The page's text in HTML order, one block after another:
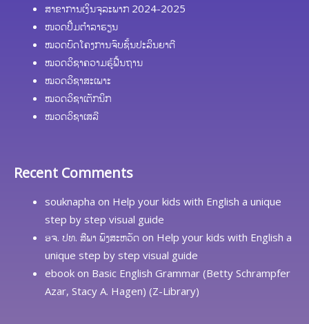
ສາຂາການເງິນຈຸລະພາກ 2024-2025
ໜວດປຶ້ມຕຳລາຮຽນ
ໝວດບົດໂຄງການຈົບຊັ້ນປະລິນຍາຕີ
ໝວດວິຊາຄວາມຮູ້ຟື້ນຖານ
ໝວດວິຊາສະເພາະ
ໝວດວິຊາເຕັກນິກ
ໝວດວິຊາເສລີ
Recent Comments
souknapha on Help your kids with English a unique
step by step visual guide
ອຈ. ປທ. ສີພາ ພົງສະຫວັດ on Help your kids with English a
unique step by step visual guide
ebook on Basic English Grammar (Betty Schrampfer
Azar, Stacy A. Hagen) (Z-Library)